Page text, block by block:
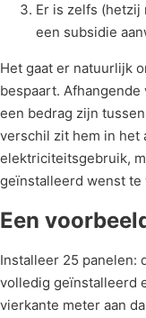
Er is zelfs (hetzij
een subsidie
Het gaat er natuurlijk
bespaart.
een bedrag zijn
verschil zit hem in het
elektriciteitsgebruik,
geïnstalleerd wenst te
Een
Installeer 25 panelen:
volledig geïnstalleerd
vierkante meter aan